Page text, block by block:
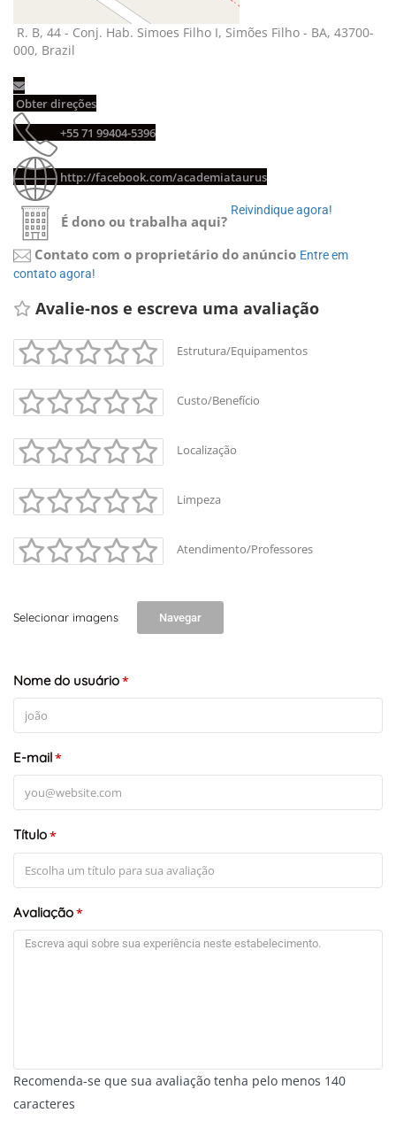
R. B, 44 - Conj. Hab. Simoes Filho I, Simões Filho - BA, 43700-
000, Brazil
Obter direções
+55 71 99404-5396
http://facebook.com/academiataurus
É dono ou trabalha aqui?
Reivindique agora!
Contato com o proprietário do anúncio Entre em
contato agora!
Avalie-nos e escreva uma avaliação
Estrutura/Equipamentos
Custo/Benefício
Localização
Limpeza
Atendimento/Professores
Selecionar imagens Navegar
Nome do usuário*
E-mail*
Título*
Avaliação*
Recomenda-se que sua avaliação tenha pelo menos 140
caracteres